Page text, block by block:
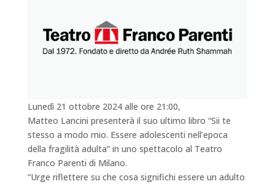
Lunedì 21 ottobre 2024 alle ore 21:00,
Matteo Lancini presenterà il suo ultimo libro “Sii te
stesso a modo mio. Essere adolescenti nell’epoca
della fragilità adulta” in uno spettacolo al Teatro
Franco Parenti di Milano.
“Urge riflettere su che cosa significhi essere un adulto